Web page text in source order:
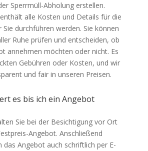
Sperrmüll-Abholung erstellen.
alle Kosten und Details für die
durchführen werden. Sie können
Ruhe prüfen und entscheiden, ob
annehmen möchten oder nicht. Es
Gebühren oder Kosten, und wir
und fair in unseren Preisen.
es bis ich ein Angebot
Sie bei der Besichtigung vor Ort
Angebot. Anschließend
das Angebot auch schriftlich per E-